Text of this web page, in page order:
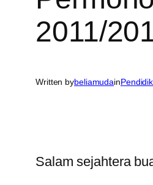
2011/
Written bybeliamudain
Salam sejahtera